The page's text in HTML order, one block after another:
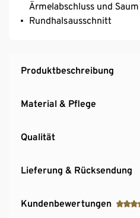
Ärmelabschluss und Saum
Rundhalsausschnitt
Produktbeschreibung
Material & Pflege
Qualität
Lieferung & Rücksendung
Kundenbewertungen